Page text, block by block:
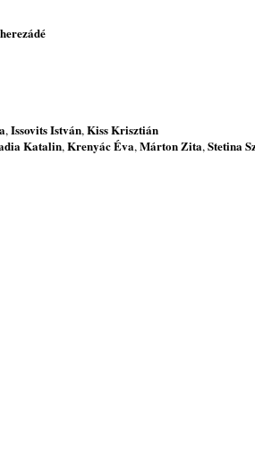
,Issovits István,Kiss Krisztián
Katalin,Krenyác Éva,Márton Zita,Stetina